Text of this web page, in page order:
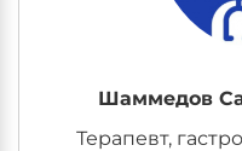
Шаммедов
Терапевт,